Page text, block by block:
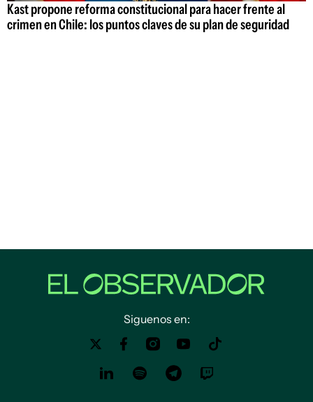
Kast propone reforma constitucional para hacer frente al
crimen en Chile: los puntos claves de su plan de seguridad
Siguenos en: